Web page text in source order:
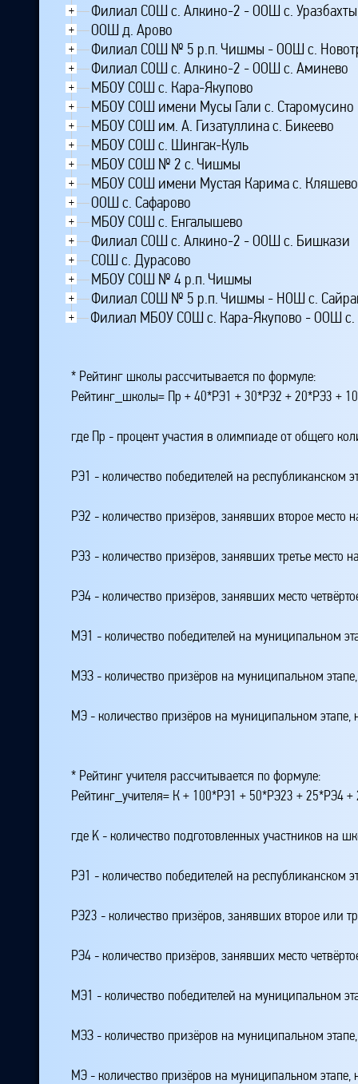
+ Филиал СОШ с. Алкино-2 - ООШ с. Уразбахты
+ ООШ д. Арово
+ Филиал СОШ № 5 р.п. Чишмы - ООШ с.
+ Филиал СОШ с. Алкино-2 - ООШ с. Аминево
+ МБОУ СОШ с. Кара-Якупово
+ МБОУ СОШ имени Мусы Гали с. Старомусино
+ МБОУ СОШ им. А. Гизатуллина с. Бикеево
+ МБОУ СОШ с. Шингак-Куль
+ МБОУ СОШ № 2 с. Чишмы
+ МБОУ СОШ имени Мустая Карима с. Кляшево
+ ООШ с. Сафарово
+ МБОУ СОШ с. Енгалышево
+ Филиал СОШ с. Алкино-2 - ООШ с. Бишкази
+ СОШ с. Дурасово
+ МБОУ СОШ № 4 р.п. Чишмы
+ Филиал СОШ № 5 р.п. Чишмы - НОШ с.
+ Филиал МБОУ СОШ с. Кара-Якупово - ООШ с.
* Рейтинг школы рассчитывается по формуле:
Рейтинг_школы= Пр + 40*РЭ1 + 30*РЭ2 + 20*РЭ3 +
где Пр - процент участия в олимпиаде от общего
РЭ1 - количество победителей на республиканском
РЭ2 - количество призёров, занявших второе место
РЭ3 - количество призёров, занявших третье место
РЭ4 - количество призёров, занявших место
МЭ1 - количество победителей на муниципальном
МЭЗ - количество призёров на муниципальном
МЭ - количество призёров на муниципальном
* Рейтинг учителя рассчитывается по формуле:
Рейтинг_учителя= К + 100*РЭ1 + 50*РЭ23 +
где K - количество подготовленных участников на
РЭ1 - количество победителей на республиканском
РЭ23 - количество призёров, занявших второе или
РЭ4 - количество призёров, занявших место
МЭ1 - количество победителей на муниципальном
МЭЗ - количество призёров на муниципальном
МЭ - количество призёров на муниципальном